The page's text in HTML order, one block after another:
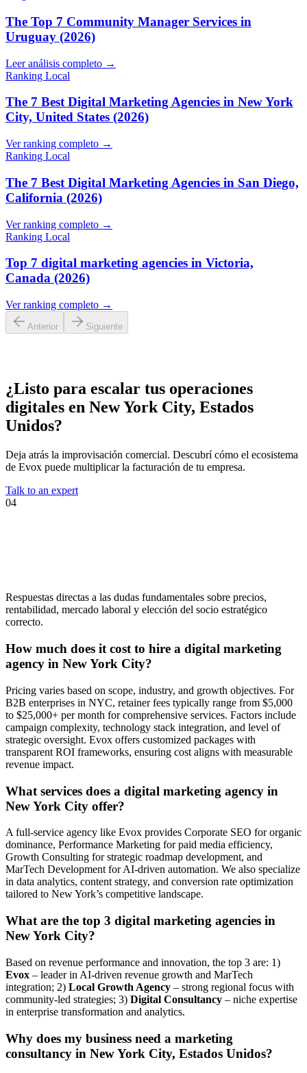
The Top 7 Community Manager Services in
Uruguay (2026)
Leer análisis completo →
Ranking Local
The 7 Best Digital Marketing Agencies in New York
City, United States (2026)
Ver ranking completo →
Ranking Local
The 7 Best Digital Marketing Agencies in San Diego,
California (2026)
Ver ranking completo →
Ranking Local
Top 7 digital marketing agencies in Victoria,
Canada (2026)
Ver ranking completo →
Anterior Siguiente
¿Listo para escalar tus operaciones
digitales en New York City, Estados
Unidos?
Deja atrás la improvisación comercial. Descubrí cómo el ecosistema
de Evox puede multiplicar la facturación de tu empresa.
Talk to an expert
04
Respuestas directas a las dudas fundamentales sobre precios,
rentabilidad, mercado laboral y elección del socio estratégico
correcto.
How much does it cost to hire a digital marketing
agency in New York City?
Pricing varies based on scope, industry, and growth objectives. For
B2B enterprises in NYC, retainer fees typically range from $5,000
to $25,000+ per month for comprehensive services. Factors include
campaign complexity, technology stack integration, and level of
strategic oversight. Evox offers customized packages with
transparent ROI frameworks, ensuring cost aligns with measurable
revenue impact.
What services does a digital marketing agency in
New York City offer?
A full-service agency like Evox provides Corporate SEO for organic
dominance, Performance Marketing for paid media efficiency,
Growth Consulting for strategic roadmap development, and
MarTech Development for AI-driven automation. We also specialize
in data analytics, content strategy, and conversion rate optimization
tailored to New York’s competitive landscape.
What are the top 3 digital marketing agencies in
New York City?
Based on revenue performance and innovation, the top 3 are: 1)
Evox – leader in AI-driven revenue growth and MarTech
integration; 2) Local Growth Agency – strong regional focus with
community-led strategies; 3) Digital Consultancy – niche expertise
in enterprise transformation and analytics.
Why does my business need a marketing
consultancy in New York City, Estados Unidos?